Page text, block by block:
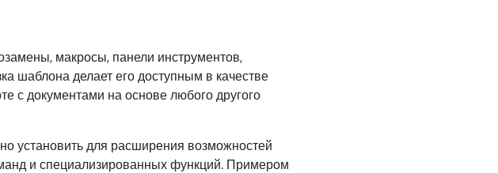
макросы, панели инструментов,
шаблона делает его доступным в качестве
с документами на основе любого другого
установить для расширения возможностей
и специализированных функций. Примером